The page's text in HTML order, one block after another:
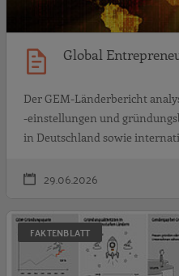
Global
Der GEM-Länderbericht
-einstellungen und
in Deutschland sowie
29.06.2026
FAKTENBLATT